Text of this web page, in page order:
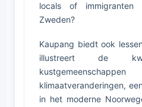
locals of immigranten
Zweden?
Kaupang biedt ook
illustreert de
klimaatveranderingen,
in het moderne